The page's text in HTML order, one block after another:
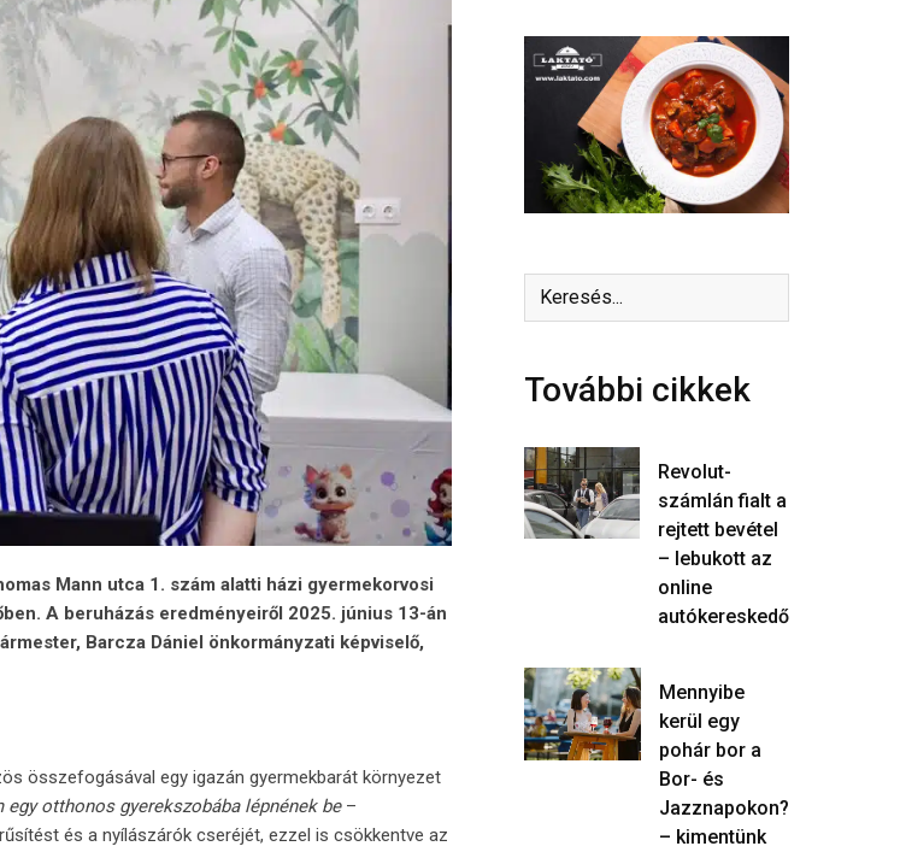
Mann utca 1. szám alatti házi gyermekorvosi
A beruházás eredményeiről 2025. június 13-án
Barcza Dániel önkormányzati képviselő,
összefogásával egy igazán gyermekbarát környezet
otthonos gyerekszobába lépnének be–
és a nyílászárók cseréjét, ezzel is csökkentve az
További cikkek
Revolut-
számlán fialt a
rejtett bevétel
– lebukott az
online
autókereskedő
Mennyibe
kerül egy
pohár bor a
Bor- és
Jazznapokon?
– kimentünk